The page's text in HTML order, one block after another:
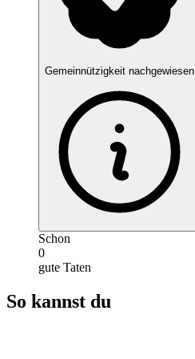
Gemeinnützigkeit nachgewiesen
Schon
0
gute Taten
So kannst du